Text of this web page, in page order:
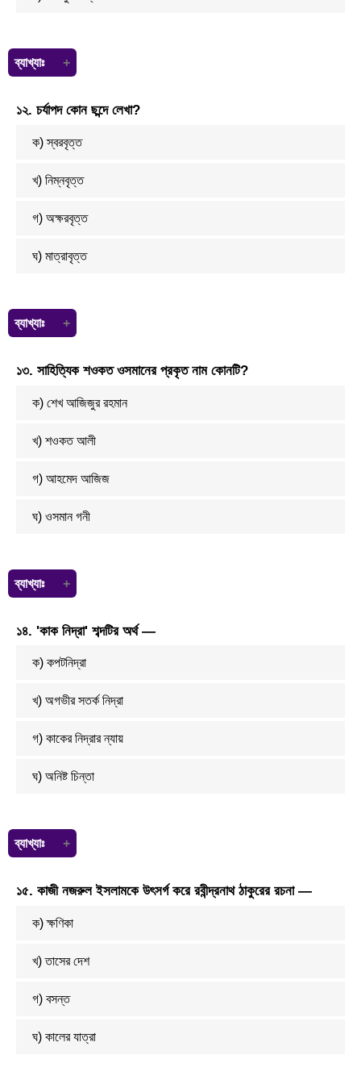
ব্যাখ্যাঃ
চাঁদমুখ বা চন্দ্রমুখ এর ব্যাসবাক্য হবে মুখ চাঁদের ন্যায় কিংবা চাদের ন্যায় মুখ।
১২. চর্যাপদ কোন ছন্দে লেখা?
ক) স্বরবৃত্ত
খ) নিম্নবৃত্ত
গ) অক্ষরবৃত্ত
ঘ) মাত্রাবৃত্ত
ব্যাখ্যাঃ
চর্যাপদের পদগুলো প্রাচীন পয়ার ও ত্রিপদী ছন্দে রচিত। তবে আধুনিক ছন্দের বিচারে
এগুলোকে মাত্রাবৃত্ত ছন্দ হিসেবে গণ্য করা হয়।
১৩. সাহিত্যিক শওকত ওসমানের প্রকৃত নাম কোনটি?
ক) শেখ আজিজুর রহমান
খ) শওকত আলী
গ) আহমেদ আজিজ
ঘ) ওসমান গনী
ব্যাখ্যাঃ
শওকত ওসমান (২ জানুয়ারি ১৯১৭–মে ১৪, ১৯৯৮) বিংশ শতাব্দীর বাংলাদেশের একজন
স্বনামখ্যাত লেখক ও কথাসাহিত্যিক। জন্মসূত্রে তাঁর নাম শেখ আজিজুর রহমান।
১৪. 'কাক নিদ্রা' শব্দটির অর্থ —
ক) কপটনিদ্রা
খ) অগভীর সতর্ক নিদ্রা
গ) কাকের নিদ্রার ন্যায়
ঘ) অনিষ্ট চিন্তা
ব্যাখ্যাঃ
কাক ভূষন্ডী — সম্পূর্ণ ভেজা।
ভূষন্ডির কাক — দীর্ঘজীবী।
কাক জ্যোৎস্না — ক্ষীণ চন্দ্রালোক।
১৫. কাজী নজরুল ইসলামকে উৎসর্গ করে রবীন্দ্রনাথ ঠাকুরের রচনা —
ক) ক্ষণিকা
খ) তাসের দেশ
গ) বসন্ত
ঘ) কালের যাত্রা